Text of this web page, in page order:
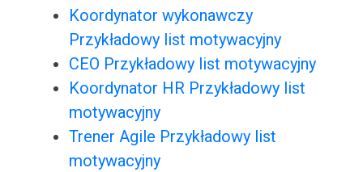
Koordynator wykonawczy
Przykładowy list motywacyjny
CEO Przykładowy list motywacyjny
Koordynator HR Przykładowy list
motywacyjny
Trener Agile Przykładowy list
motywacyjny